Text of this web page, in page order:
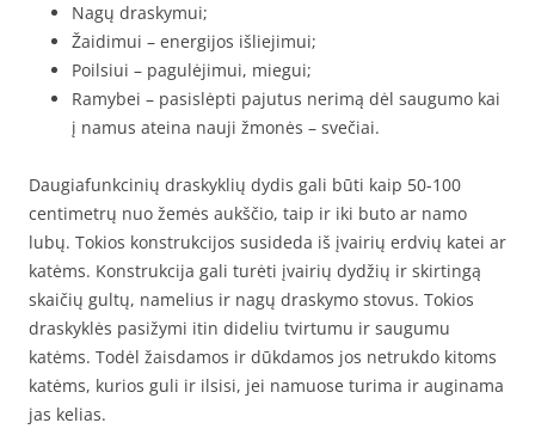
Nagų draskymui;
Žaidimui – energijos išliejimui;
Poilsiui – pagulėjimui, miegui;
Ramybei – pasislėpti pajutus nerimą dėl saugumo kai
į namus ateina nauji žmonės – svečiai.
Daugiafunkcinių draskyklių dydis gali būti kaip 50-100
centimetrų nuo žemės aukščio, taip ir iki buto ar namo
lubų. Tokios konstrukcijos susideda iš įvairių erdvių katei ar
katėms. Konstrukcija gali turėti įvairių dydžių ir skirtingą
skaičių gultų, namelius ir nagų draskymo stovus. Tokios
draskyklės pasižymi itin dideliu tvirtumu ir saugumu
katėms. Todėl žaisdamos ir dūkdamos jos netrukdo kitoms
katėms, kurios guli ir ilsisi, jei namuose turima ir auginama
jas kelias.